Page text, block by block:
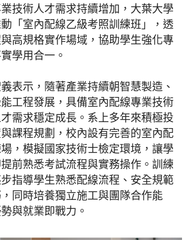
技術人才需求持續增加，大葉大學
「室內配線乙級考照訓練班」，透
高規格實作場域，協助學生強化專
學用合一。
表示，隨著產業持續朝智慧製造、
工程發展，具備室內配線專業技術
需求穩定成長。系上多年來積極投
課程規劃，校內設有完善的室內配
，模擬國家技術士檢定環境，讓學
前熟悉考試流程與實務操作。訓練
指導學生熟悉配線流程、安全規範
同時培養獨立施工與團隊合作能
與就業即戰力。